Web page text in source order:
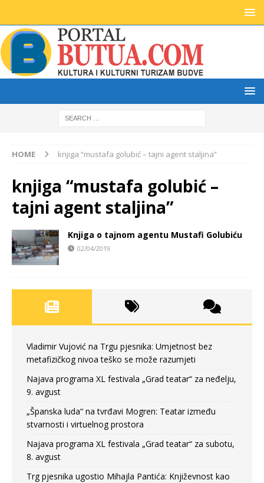
HOME knjiga “mustafa golubić – tajni agent staljina”
knjiga “mustafa golubić –
tajni agent staljina”
Knjiga o tajnom agentu Mustafi Golubiću
02/04/2019
Vladimir Vujović na Trgu pjesnika: Umjetnost bez
metafizičkog nivoa teško se može razumjeti
Najava programa XL festivala „Grad teatar“ za neđelju,
9. avgust
„Španska luda“ na tvrđavi Mogren: Teatar između
stvarnosti i virtuelnog prostora
Najava programa XL festivala „Grad teatar“ za subotu,
8. avgust
Trg pjesnika ugostio Mihajla Pantića: Književnost kao